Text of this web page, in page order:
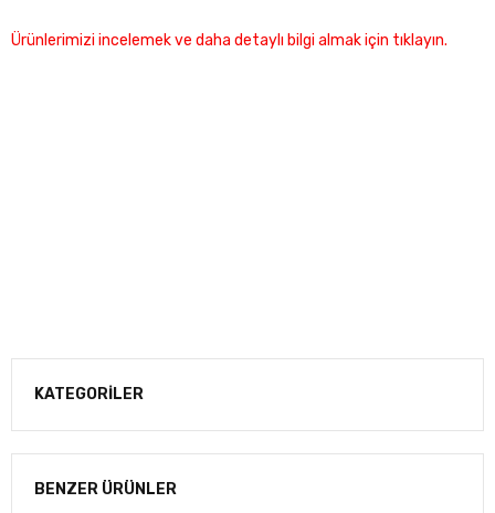
Ürünlerimizi incelemek ve daha detaylı bilgi almak için tıklayın.
KATEGORİLER
BENZER ÜRÜNLER